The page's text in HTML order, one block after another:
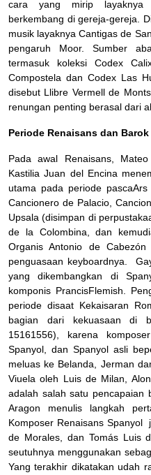
cara yang mirip layaknya
berkembang di gereja-gereja.
musik layaknya Cantigas de
pengaruh Moor. Sumber
termasuk koleksi Codex
Compostela dan Codex Las
disebut Llibre Vermell de
renungan penting berasal dari
Periode Renaisans dan Barok
Pada awal Renaisans,
Kastilia Juan del Encina
utama pada periode
Cancionero de Palacio,
Upsala (disimpan di
de la Colombina, dan
Organis Antonio de
penguasaan keyboardnya.
yang dikembangkan di
komponis PrancisFlemish.
periode disaat Kekaisaran
bagian dari kekuasaan di
15161556), karena
Spanyol, dan Spanyol asli
meluas ke Belanda, Jerman
Viuela oleh Luis de Milan,
adalah salah satu
Aragon menulis langkah
Komposer Renaisans Spanyol
de Morales, dan Tomás Luis
seutuhnya menggunakan
Yang terakhir dikatakan udah